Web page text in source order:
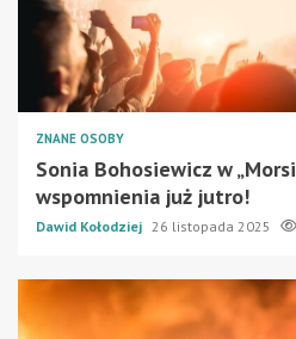
ZNANE OSOBY
Sonia Bohosiewicz w
wspomnienia już jutro!
Dawid Kołodziej 26 listopada 2025